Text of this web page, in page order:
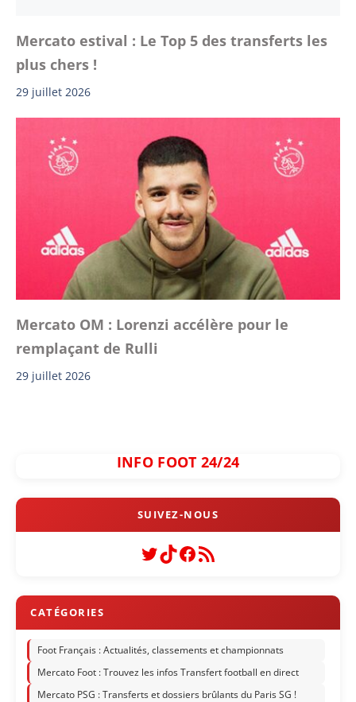
Mercato estival : Le Top 5 des transferts les
plus chers !
29 juillet 2026
Mercato OM : Lorenzi accélère pour le
remplaçant de Rulli
29 juillet 2026
INFO FOOT 24/24
Twitter
TikTok
Facebook
Flux RSS
Foot Français : Actualités, classements et championnats
Mercato Foot : Trouvez les infos Transfert football en direct
Mercato PSG : Transferts et dossiers brûlants du Paris SG !